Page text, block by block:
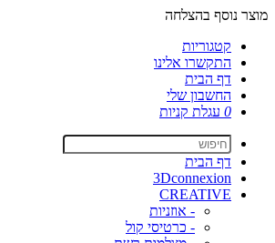
מוצר נוסף בהצלחה
קטגוריות
התקשרו אלינו
דף הבית
החשבון שלי
0 עגלת קניות
דף הבית
3Dconnexion
CREATIVE
- אוזניות
- כרטיסי קול